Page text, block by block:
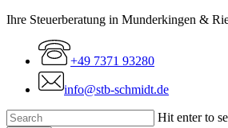
Skip
content
Ihre Steuerberatung in Munderkingen &
+49 7371 93280
info@stb-schmidt.de
Hit enter to